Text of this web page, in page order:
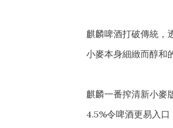
麒麟啤酒打破傳統，
小麥本身細緻而醇和
麒麟一番搾清新小麥
4.5%令啤酒更易入